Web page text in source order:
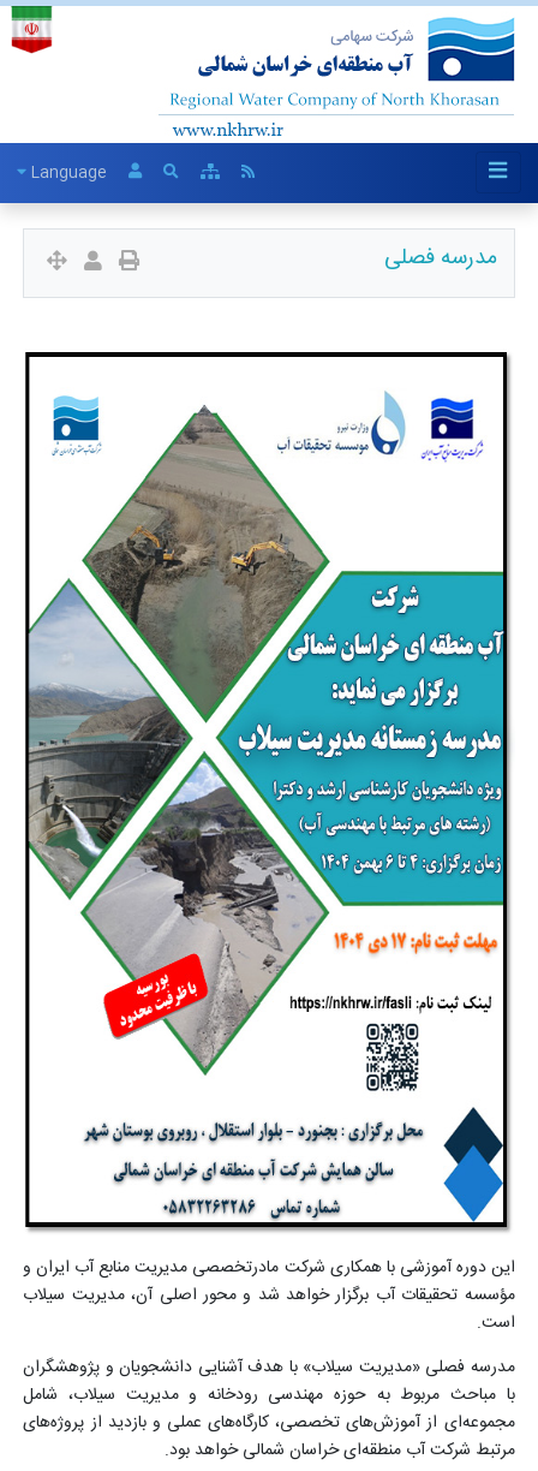
Language
مدرسه فصلی
این دوره آموزشی با همکاری شرکت مادرتخصصی مدیریت منابع آب ایران و
مؤسسه تحقیقات آب برگزار خواهد شد و محور اصلی آن، مدیریت سیلاب
است.
مدرسه فصلی «مدیریت سیلاب» با هدف آشنایی دانشجویان و پژوهشگران
با مباحث مربوط به حوزه مهندسی رودخانه و مدیریت سیلاب، شامل
مجموعه‌ای از آموزش‌های تخصصی، کارگاه‌های عملی و بازدید از پروژه‌های
مرتبط شرکت آب منطقه‌ای خراسان شمالی خواهد بود.